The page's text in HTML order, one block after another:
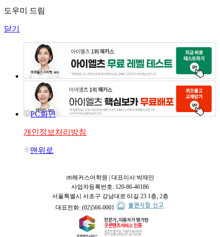
도우미 드림
닫기
PC화면
개인정보처리방침
맨위로
㈜해커스어학원 | 대표이사:박재만
사업자등록번호: 120-86-46186
서울특별시 서초구 강남대로 61길 23 1층, 2층
대표전화: (02)566-0001